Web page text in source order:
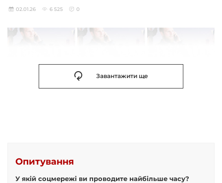
02.01.26 6 525 0
Завантажити ще
Опитування
У якій соцмережі ви проводите найбільше часу?